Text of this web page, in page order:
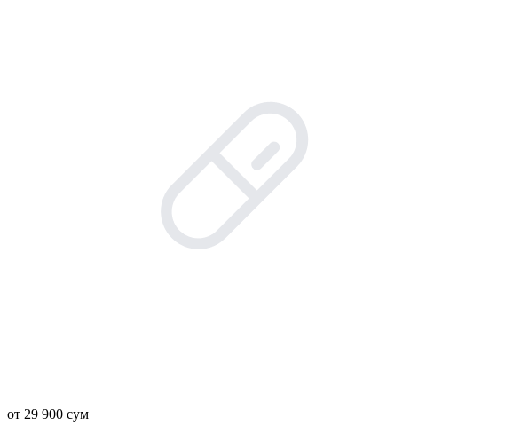
от 29 900 сум